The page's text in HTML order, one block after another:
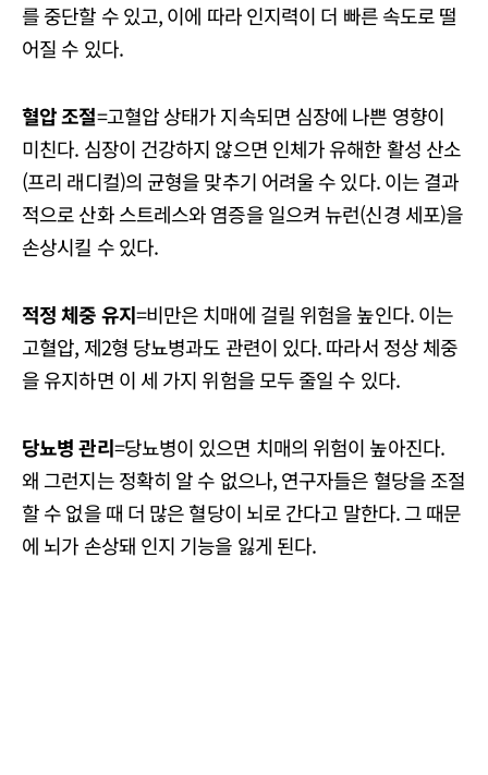
를 중단할 수 있고, 이에 따라 인지력이 더 빠른 속도로 떨
어질 수 있다.
혈압 조절=고혈압 상태가 지속되면 심장에 나쁜 영향이
미친다. 심장이 건강하지 않으면 인체가 유해한 활성 산소
(프리 래디컬)의 균형을 맞추기 어려울 수 있다. 이는 결과
적으로 산화 스트레스와 염증을 일으켜 뉴런(신경 세포)을
손상시킬 수 있다.
적정 체중 유지=비만은 치매에 걸릴 위험을 높인다. 이는
고혈압, 제2형 당뇨병과도 관련이 있다. 따라서 정상 체중
을 유지하면 이 세 가지 위험을 모두 줄일 수 있다.
당뇨병 관리=당뇨병이 있으면 치매의 위험이 높아진다.
왜 그런지는 정확히 알 수 없으나, 연구자들은 혈당을 조절
할 수 없을 때 더 많은 혈당이 뇌로 간다고 말한다. 그 때문
에 뇌가 손상돼 인지 기능을 잃게 된다.